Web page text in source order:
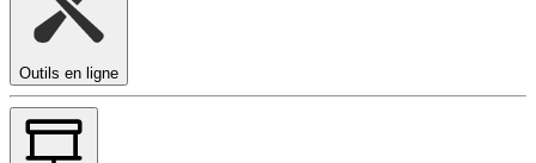
Outils en ligne